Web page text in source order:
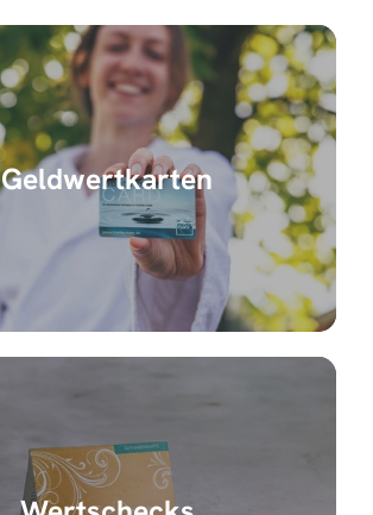
Geldwertkarten